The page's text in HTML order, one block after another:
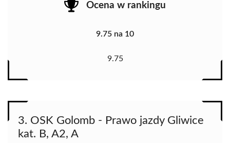
Ocena w rankingu
9.75 na 10
9.75
3. OSK Golomb - Prawo jazdy Gliwice
kat. B, A2, A